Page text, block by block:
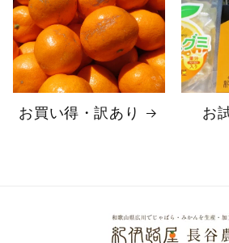
お買い得・訳あり お